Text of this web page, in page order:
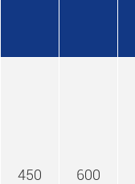
450 600